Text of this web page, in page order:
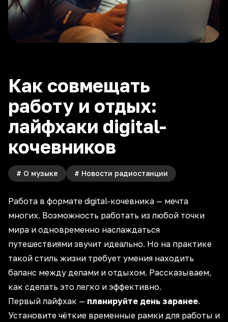
Как совмещать
работу и отдых:
лайфхаки digital-
кочевников
# О музыке # Новости радиостанции
Работа в формате digital-кочевника — мечта
многих. Возможность работать из любой точки
мира и одновременно наслаждаться
путешествиями звучит идеально. Но на практике
такой стиль жизни требует умения находить
баланс между делами и отдыхом. Рассказываем,
как сделать это легко и эффективно.
Первый лайфхак — планируйте день заранее.
Установите чёткие временные рамки для работы и